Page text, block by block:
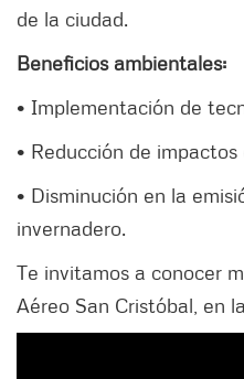
de la ciudad.
Beneficios ambientales:
• Implementación de
• Reducción de
• Disminución en la
invernadero.
Te invitamos a conocer
Aéreo San Cristóbal, en